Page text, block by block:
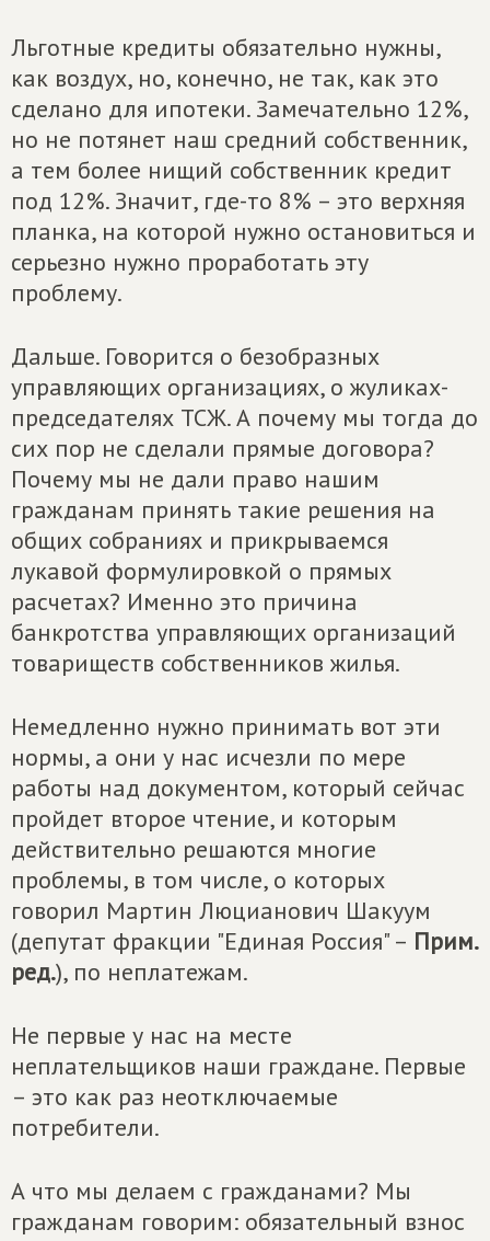
Льготные кредиты обязательно нужны,
как воздух, но, конечно, не так, как это
сделано для ипотеки. Замечательно 12%,
но не потянет наш средний собственник,
а тем более нищий собственник кредит
под 12%. Значит, где-то 8% – это верхняя
планка, на которой нужно остановиться и
серьезно нужно проработать эту
проблему.
Дальше. Говорится о безобразных
управляющих организациях, о жуликах-
председателях ТСЖ. А почему мы тогда до
сих пор не сделали прямые договора?
Почему мы не дали право нашим
гражданам принять такие решения на
общих собраниях и прикрываемся
лукавой формулировкой о прямых
расчетах? Именно это причина
банкротства управляющих организаций
товариществ собственников жилья.
Немедленно нужно принимать вот эти
нормы, а они у нас исчезли по мере
работы над документом, который сейчас
пройдет второе чтение, и которым
действительно решаются многие
проблемы, в том числе, о которых
говорил Мартин Люцианович Шакуум
(депутат фракции "Единая Россия" – Прим.
ред.), по неплатежам.
Не первые у нас на месте
неплательщиков наши граждане. Первые
– это как раз неотключаемые
потребители.
А что мы делаем с гражданами? Мы
гражданам говорим: обязательный взнос